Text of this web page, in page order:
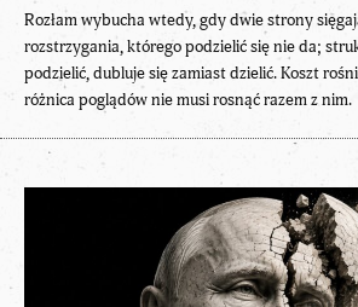
Rozłam wybucha wtedy, gdy dwie strony
rozstrzygania, którego podzielić się nie da;
podzielić, dubluje się zamiast dzielić. Koszt
różnica poglądów nie musi rosnąć razem z nim.